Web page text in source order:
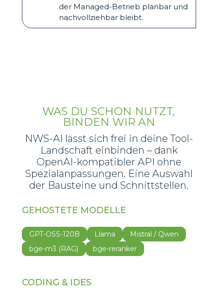
der Managed-Betrieb planbar und
nachvollziehbar bleibt.
WAS DU SCHON NUTZT,
BINDEN WIR AN
NWS-AI lässt sich frei in deine Tool-
Landschaft einbinden – dank
OpenAI-kompatibler API ohne
Spezialanpassungen. Eine Auswahl
der Bausteine und Schnittstellen.
GEHOSTETE MODELLE
GPT-OSS-120B Llama
Mistral / Qwen
bge-m3 (RAG)
bge-reranker
CODING & IDES